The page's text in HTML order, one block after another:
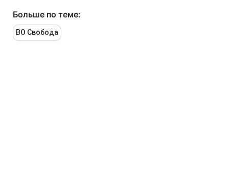
Больше по теме:
ВО Свобода